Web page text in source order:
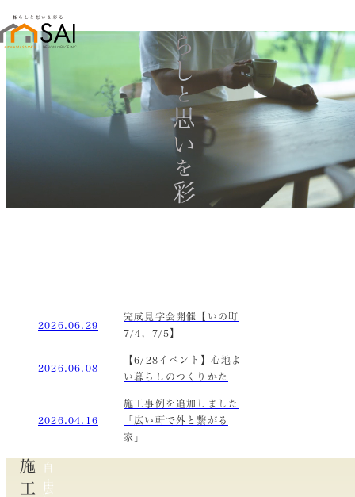
暮らし
と
思い
を
彩る
2026.06.29
完成見学会開催【いの町
7/4，7/5】
2026.06.08
【6/28イベント】心地よ
い暮らしのつくりかた
2026.04.16
施工事例を追加しました
「広い軒で外と繋がる
家」
広
自
由